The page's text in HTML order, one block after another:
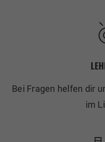
Bei Fragen helfen dir
im